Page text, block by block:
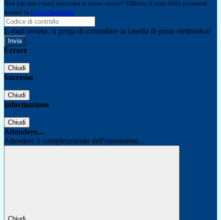
Non hai una e-mail associata al nome utente? Effettua il reset della password
tramite la Login Spaggiari
E-mail inviata, si prega di controllare la casella di posta elettronica!
Errore
Chiudi
Successo
Chiudi
Informazione
Chiudi
Attendere...
Attendere il completamento dell'operazione...